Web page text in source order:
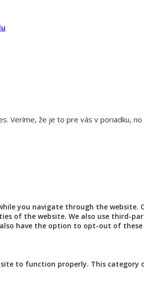
Veríme, že je to pre vás v poriadku,
you navigate through the
of the website. We also use third-
have the option to opt-out of
to function properly. This